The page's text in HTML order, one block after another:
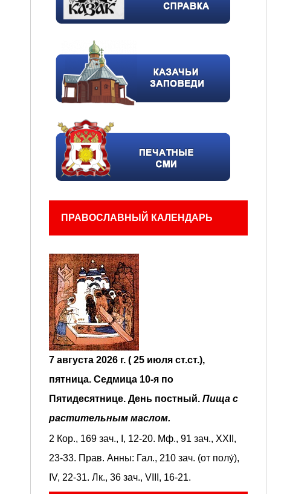
ПРАВОСЛАВНЫЙ КАЛЕНДАРЬ
7 августа 2026 г. ( 25 июля ст.ст.),
пятница. Седмица 10-я по
Пятидесятнице. День постный. Пища с
растительным маслом.
2 Кор., 169 зач., I, 12-20. Мф., 91 зач., XXII,
23-33. Прав. Анны: Гал., 210 зач. (от полу́),
IV, 22-31. Лк., 36 зач., VIII, 16-21.